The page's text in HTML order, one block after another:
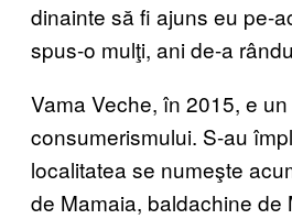
dinainte să fi ajuns eu pe-
spus-o mulţi, ani de-a
Vama Veche, în 2015, e un
consumerismului. S-au
localitatea se numeşte
de Mamaia, baldachine de